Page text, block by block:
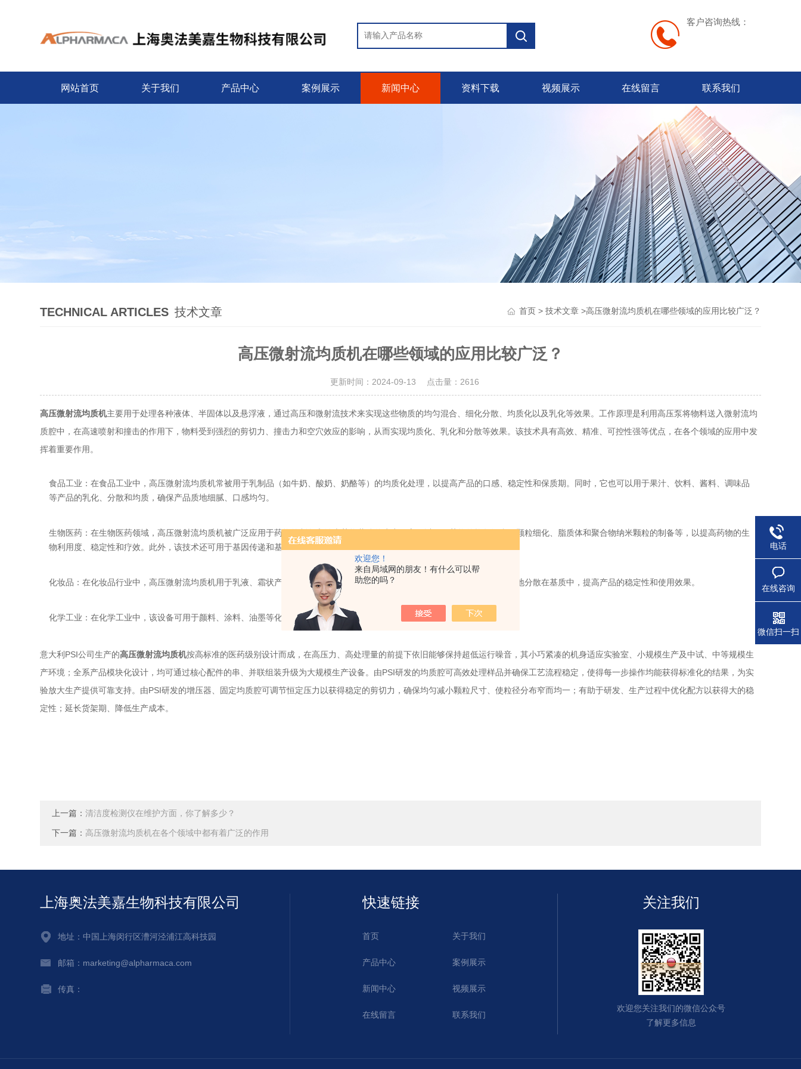
欢迎您！
来自局域网的朋友！有什么可以帮
助您的吗？
客户咨询热线：
网站首页 关于我们 产品中心 案例展示 新闻中心 资料下载 视频展示 在线留言 联系我们
TECHNICAL ARTICLES 技术文章 首页> 技术文章>高压微射流均质机在哪些领域的应用比较广泛？
高压微射流均质机在哪些领域的应用比较广泛？
更新时间：2024-09-13 点击量： 2616
高压微射流均质机主要用于处理各种液体、半固体以及悬浮液，通过高压和微射流技术来实现这些物质的均匀混合、细化分散、均质化以及乳化等效果。工作原理是利用高压泵将物料送入微射流均
质腔中，在高速喷射和撞击的作用下，物料受到强烈的剪切力、撞击力和空穴效应的影响，从而实现均质化、乳化和分散等效果。该技术具有高效、精准、可控性强等优点，在各个领域的应用中发
挥着重要作用。
食品工业：在食品工业中，高压微射流均质机常被用于乳制品（如牛奶、酸奶、奶酪等）的均质化处理，以提高产品的口感、稳定性和保质期。同时，它也可以用于果汁、饮料、酱料、调味品
等产品的乳化、分散和均质，确保产品质地细腻、口感均匀。
生物医药：在生物医药领域，高压微射流均质机被广泛应用于药物的制备和纳米药物载体的生产。它可以用于药物的均匀混合、颗粒细化、脂质体和聚合物纳米颗粒的制备等，以提高药物的生
物利用度、稳定性和疗效。此外，该技术还可用于基因传递和基因治疗的研究，帮助实现基因的有效传递和表达。
化妆品：在化妆品行业中，高压微射流均质机用于乳液、霜状产品等的制备。通过均质化处理，可以使化妆品中的成分更加均匀地分散在基质中，提高产品的稳定性和使用效果。
化学工业：在化学工业中，该设备可用于颜料、涂料、油墨等化工产品的分散和均质化，确保产品具有良好的流动性和稳定性。
意大利PSI公司生产的高压微射流均质机按高标准的医药级别设计而成，在高压力、高处理量的前提下依旧能够保持超低运行噪音，其小巧紧凑的机身适应实验室、小规模生产及中试、中等规模生
产环境；全系产品模块化设计，均可通过核心配件的串、并联组装升级为大规模生产设备。由PSI研发的均质腔可高效处理样品并确保工艺流程稳定，使得每一步操作均能获得标准化的结果，为实
验放大生产提供可靠支持。由PSI研发的增压器、固定均质腔可调节恒定压力以获得稳定的剪切力，确保均匀减小颗粒尺寸、使粒径分布窄而均一；有助于研发、生产过程中优化配方以获得大的稳
定性；延长货架期、降低生产成本。
上一篇：清洁度检测仪在维护方面，你了解多少？
下一篇： 高压微射流均质机在各个领域中都有着广泛的作用
上海奥法美嘉生物科技有限公司
地址：中国上海闵行区漕河泾浦江高科技园
邮箱：marketing@alpharmaca.com
传真：
快速链接
首页 关于我们
产品中心 案例展示
新闻中心 视频展示
在线留言 联系我们
关注我们
欢迎您关注我们的微信公众号
了解更多信息
电话
在线咨询
微信扫一扫